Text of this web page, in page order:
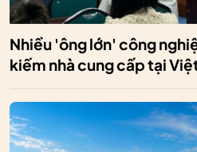
Nhiều 'ông lớn' công
kiếm nhà cung cấp tại